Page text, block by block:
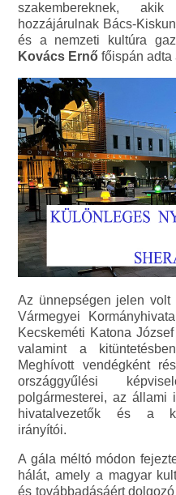
szakembereknek, akik
hozzájárulnak Bács-
és a nemzeti kultúra
Kovács Ernő főispán adta
Az ünnepségen jelen volt
Vármegyei
Kecskeméti Katona
valamint a
Meghívott vendégként
országgyűlési
polgármesterei, az állami
hivatalvezetők és a
irányítói.
A gála méltó módon
hálát, amely a magyar
és továbbadásáért